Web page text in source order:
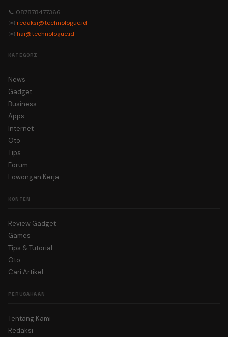
📞 087878477366
✉️ redaksi@technologue.id
✉️ hai@technologue.id
KATEGORI
News
Gadget
Business
Apps
Internet
Oto
Tips
Forum
Lowongan Kerja
KONTEN
Review Gadget
Games
Tips & Tutorial
Oto
Cari Artikel
PERUSAHAAN
Tentang Kami
Redaksi